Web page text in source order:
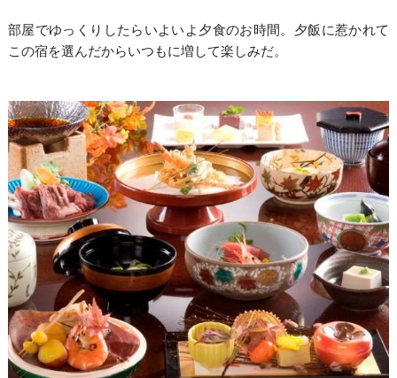
部屋でゆっくりしたらいよいよ夕食のお時間。夕飯に惹かれて
この宿を選んだからいつもに増して楽しみだ。